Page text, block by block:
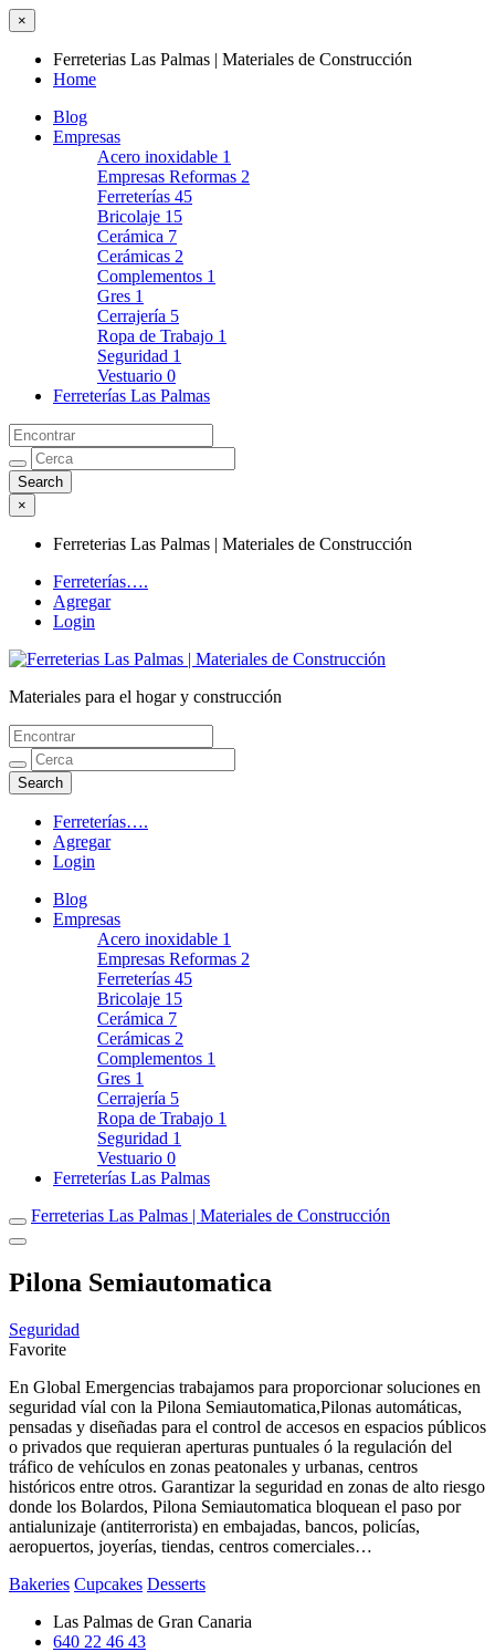
×
Ferreterias Las Palmas | Materiales de Construcción
Home
Blog
Empresas
Acero inoxidable 1
Empresas Reformas 2
Ferreterías 45
Bricolaje 15
Cerámica 7
Cerámicas 2
Complementos 1
Gres 1
Cerrajería 5
Ropa de Trabajo 1
Seguridad 1
Vestuario 0
Ferreterías Las Palmas
×
Ferreterias Las Palmas | Materiales de Construcción
Ferreterías….
Agregar
Login
Ferreterias Las Palmas | Materiales de
Construcción
Materiales para el hogar y construcción
Ferreterías….
Agregar
Login
Blog
Empresas
Acero inoxidable 1
Empresas Reformas 2
Ferreterías 45
Bricolaje 15
Cerámica 7
Cerámicas 2
Complementos 1
Gres 1
Cerrajería 5
Ropa de Trabajo 1
Seguridad 1
Vestuario 0
Ferreterías Las Palmas
Ferreterias Las Palmas | Materiales de Construcción
Pilona Semiautomatica
Seguridad
Favorite
En Global Emergencias trabajamos para proporcionar soluciones en
seguridad víal con la Pilona Semiautomatica,Pilonas automáticas,
pensadas y diseñadas para el control de accesos en espacios públicos
o privados que requieran aperturas puntuales ó la regulación del
tráfico de vehículos en zonas peatonales y urbanas, centros
históricos entre otros. Garantizar la seguridad en zonas de alto riesgo
donde los Bolardos, Pilona Semiautomatica bloquean el paso por
antialunizaje (antiterrorista) en embajadas, bancos, policías,
aeropuertos, joyerías, tiendas, centros comerciales…
Bakeries Cupcakes Desserts
Las Palmas de Gran Canaria
640 22 46 43